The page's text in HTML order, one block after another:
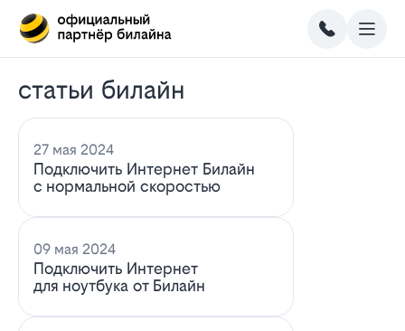
статьи билайн
27 мая 2024
Подключить Интернет Билайн
с нормальной скоростью
09 мая 2024
Подключить Интернет
для ноутбука от Билайн